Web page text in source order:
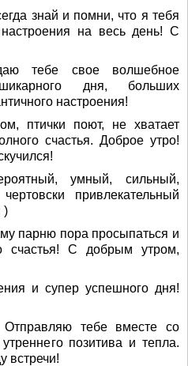
знай и помни, что я тебя
на весь день! С
тебе свое волшебное
дня, больших
настроения!
птички поют, не хватает
счастья. Доброе утро!
умный, сильный,
привлекательный
)
парню пора просыпаться и
счастья! С добрым утром,
и супер успешного дня!
тебе вместе со
позитива и тепла.
встречи!